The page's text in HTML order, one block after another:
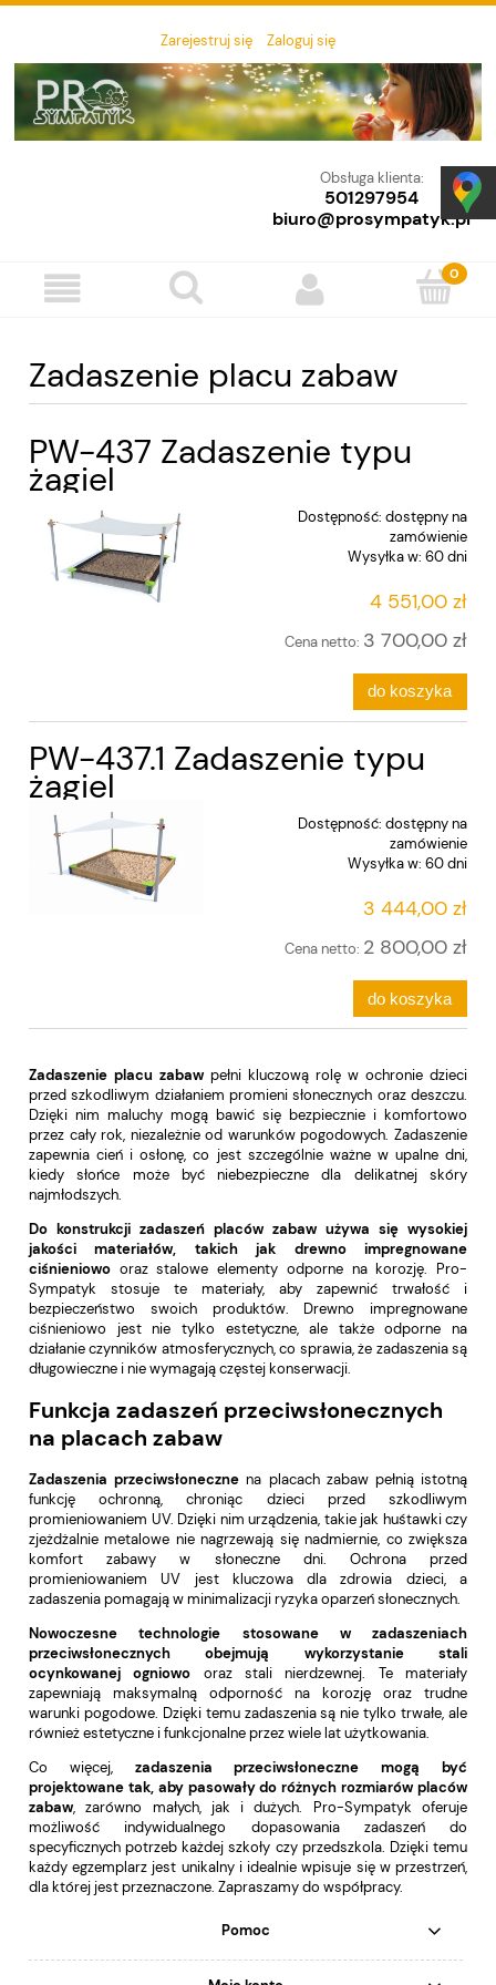
Zarejestruj się Zaloguj się
Obsługa klienta:
501297954
biuro@prosympatyk.pl
Zadaszenie placu zabaw
PW-437 Zadaszenie typu
żagiel
Dostępność: dostępny na
zamówienie
Wysyłka w: 60 dni
4 551,00 zł
Cena netto: 3 700,00 zł
do koszyka
PW-437.1 Zadaszenie typu
żagiel
Dostępność: dostępny na
zamówienie
Wysyłka w: 60 dni
3 444,00 zł
Cena netto: 2 800,00 zł
do koszyka
Zadaszenie placu zabaw pełni kluczową rolę w ochronie dzieci
przed szkodliwym działaniem promieni słonecznych oraz deszczu.
Dzięki nim maluchy mogą bawić się bezpiecznie i komfortowo
przez cały rok, niezależnie od warunków pogodowych. Zadaszenie
zapewnia cień i osłonę, co jest szczególnie ważne w upalne dni,
kiedy słońce może być niebezpieczne dla delikatnej skóry
najmłodszych.
Do konstrukcji zadaszeń placów zabaw używa się wysokiej
jakości materiałów, takich jak drewno impregnowane
ciśnieniowo oraz stalowe elementy odporne na korozję. Pro-
Sympatyk stosuje te materiały, aby zapewnić trwałość i
bezpieczeństwo swoich produktów. Drewno impregnowane
ciśnieniowo jest nie tylko estetyczne, ale także odporne na
działanie czynników atmosferycznych, co sprawia, że zadaszenia są
długowieczne i nie wymagają częstej konserwacji.
Funkcja zadaszeń przeciwsłonecznych
na placach zabaw
Zadaszenia przeciwsłoneczne na placach zabaw pełnią istotną
funkcję ochronną, chroniąc dzieci przed szkodliwym
promieniowaniem UV. Dzięki nim urządzenia, takie jak huśtawki czy
zjeżdżalnie metalowe nie nagrzewają się nadmiernie, co zwiększa
komfort zabawy w słoneczne dni. Ochrona przed
promieniowaniem UV jest kluczowa dla zdrowia dzieci, a
zadaszenia pomagają w minimalizacji ryzyka oparzeń słonecznych.
Nowoczesne technologie stosowane w zadaszeniach
przeciwsłonecznych obejmują wykorzystanie stali
ocynkowanej ogniowo oraz stali nierdzewnej. Te materiały
zapewniają maksymalną odporność na korozję oraz trudne
warunki pogodowe. Dzięki temu zadaszenia są nie tylko trwałe, ale
również estetyczne i funkcjonalne przez wiele lat użytkowania.
Co więcej, zadaszenia przeciwsłoneczne mogą być
projektowane tak, aby pasowały do różnych rozmiarów placów
zabaw, zarówno małych, jak i dużych. Pro-Sympatyk oferuje
możliwość indywidualnego dopasowania zadaszeń do
specyficznych potrzeb każdej szkoły czy przedszkola. Dzięki temu
każdy egzemplarz jest unikalny i idealnie wpisuje się w przestrzeń,
dla której jest przeznaczone. Zapraszamy do współpracy.
Pomoc